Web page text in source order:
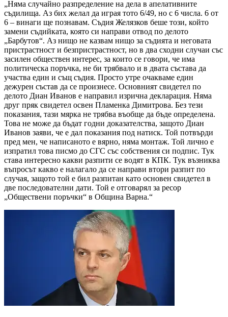
„Няма случайно разпределение на дела в апелативните
съдилища. Аз бих желал да играя тото 6/49, но с 6 числа. 6 от
6 – винаги ще познавам. Съдия Желязков беше този, който
замени съдийката, която си направи отвод по делото
„Барбутов“. Аз нищо не казвам нищо за съдията и неговата
пристрастност и безпристрастност, но в два сходни случаи със
засилен обществен интерес, за които се говори, че има
политическа поръчка, не би трябвало и в двата състава да
участва един и същ съдия. Просто утре очакваме един
дежурен състав да се произнесе. Основният свидетел по
делото Диан Иванов е направил изрична декларация. Няма
друг пряк свидетел освен Пламенка Димитрова. Без тези
показания, тази мярка не трябва въобще да бъде определена.
Това не може да бъдат годни доказателства, защото Диан
Иванов заяви, че е дал показания под натиск. Той потвърди
пред мен, че написаното е вярно, няма монтаж. Той лично е
изпратил това писмо до СГС със собствения си подпис. Тук
става интересно какви разпити се водят в КПК. Тук възниква
въпросът какво е налагало да се направи втори разпит по
случая, защото той е бил разпитан като основен свидетел в
две последователни дати. Той е отговарял за ресор
„Обществени поръчки“ в Община Варна.“